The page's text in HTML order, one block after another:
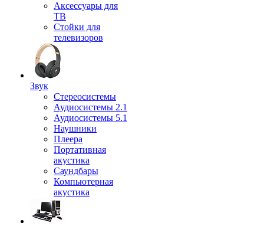
Аксессуары для
ТВ
Стойки для
телевизоров
Звук
Стереосистемы
Аудиосистемы 2.1
Аудиосистемы 5.1
Наушники
Плеера
Портативная
акустика
Саундбары
Компьютерная
акустика